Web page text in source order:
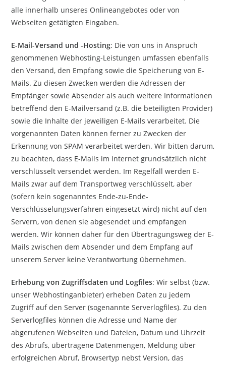
alle innerhalb unseres Onlineangebotes oder von
Webseiten getätigten Eingaben.
E-Mail-Versand und -Hosting: Die von uns in Anspruch
genommenen Webhosting-Leistungen umfassen ebenfalls
den Versand, den Empfang sowie die Speicherung von E-
Mails. Zu diesen Zwecken werden die Adressen der
Empfänger sowie Absender als auch weitere Informationen
betreffend den E-Mailversand (z.B. die beteiligten Provider)
sowie die Inhalte der jeweiligen E-Mails verarbeitet. Die
vorgenannten Daten können ferner zu Zwecken der
Erkennung von SPAM verarbeitet werden. Wir bitten darum,
zu beachten, dass E-Mails im Internet grundsätzlich nicht
verschlüsselt versendet werden. Im Regelfall werden E-
Mails zwar auf dem Transportweg verschlüsselt, aber
(sofern kein sogenanntes Ende-zu-Ende-
Verschlüsselungsverfahren eingesetzt wird) nicht auf den
Servern, von denen sie abgesendet und empfangen
werden. Wir können daher für den Übertragungsweg der E-
Mails zwischen dem Absender und dem Empfang auf
unserem Server keine Verantwortung übernehmen.
Erhebung von Zugriffsdaten und Logfiles: Wir selbst (bzw.
unser Webhostinganbieter) erheben Daten zu jedem
Zugriff auf den Server (sogenannte Serverlogfiles). Zu den
Serverlogfiles können die Adresse und Name der
abgerufenen Webseiten und Dateien, Datum und Uhrzeit
des Abrufs, übertragene Datenmengen, Meldung über
erfolgreichen Abruf, Browsertyp nebst Version, das